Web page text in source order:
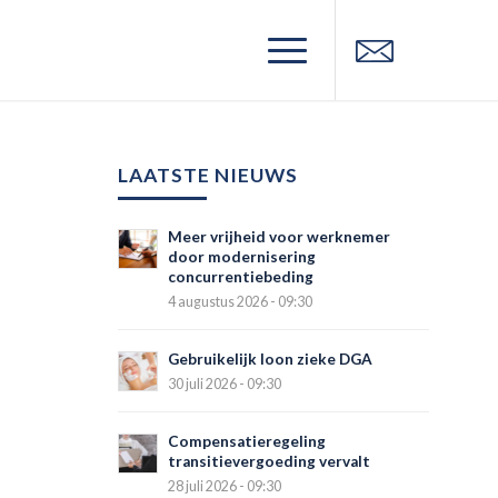
LAATSTE NIEUWS
Meer vrijheid voor werknemer
door modernisering
concurrentiebeding
4 augustus 2026 - 09:30
Gebruikelijk loon zieke DGA
30 juli 2026 - 09:30
Compensatieregeling
transitievergoeding vervalt
28 juli 2026 - 09:30